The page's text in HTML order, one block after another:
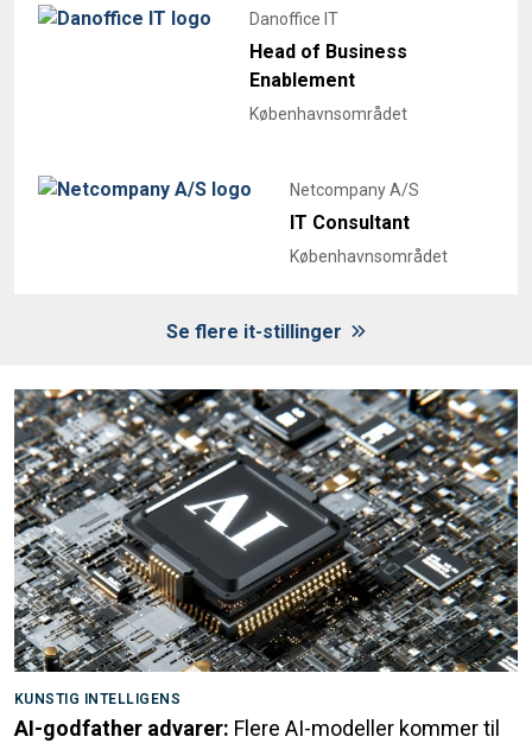
Danoffice IT
Head of Business
Enablement
Københavnsområdet
Netcompany A/S
IT Consultant
Københavnsområdet
Se flere it-stillinger
KUNSTIG INTELLIGENS
AI-godfather advarer: Flere AI-modeller kommer til